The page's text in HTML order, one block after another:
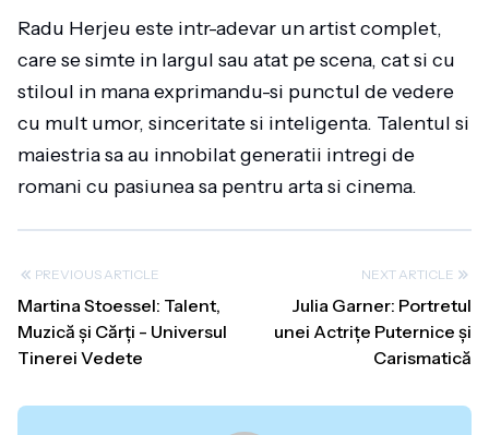
Radu Herjeu este intr-adevar un artist complet,
care se simte in largul sau atat pe scena, cat si cu
stiloul in mana exprimandu-si punctul de vedere
cu mult umor, sinceritate si inteligenta. Talentul si
maiestria sa au innobilat generatii intregi de
romani cu pasiunea sa pentru arta si cinema.
PREVIOUS ARTICLE
Martina Stoessel: Talent,
Muzică și Cărți - Universul
Tinerei Vedete
NEXT ARTICLE
Julia Garner: Portretul
unei Actrițe Puternice și
Carismatică